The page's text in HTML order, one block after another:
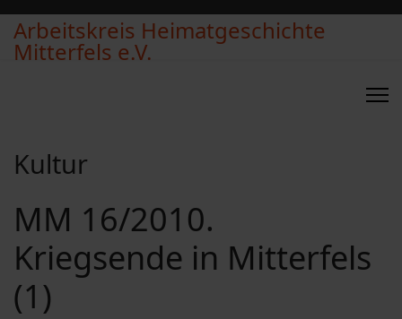
Arbeitskreis Heimatgeschichte
Mitterfels e.V.
Kultur
MM 16/2010.
Kriegsende in Mitterfels
(1)